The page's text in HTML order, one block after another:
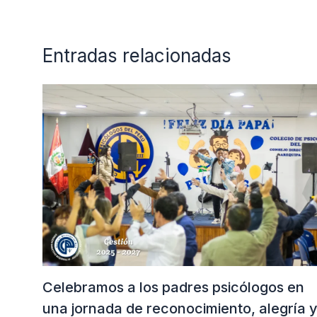
Entradas relacionadas
Celebramos a los padres psicólogos en
una jornada de reconocimiento, alegría y